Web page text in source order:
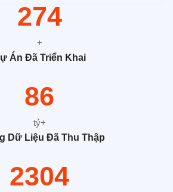
372
+
Án Đã Triển Khai
118
tỷ+
Dữ Liệu Đã Thu Thập
3136